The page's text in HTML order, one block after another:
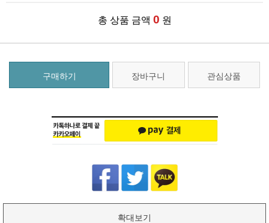
총 상품 금액 0 원
구매하기 장바구니 관심상품
확대보기